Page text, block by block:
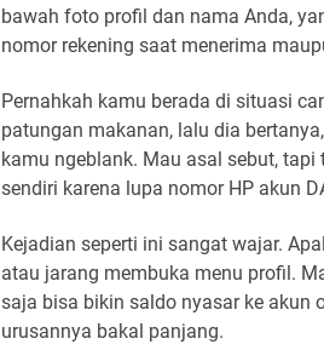
bawah foto profil dan nama Anda,
nomor rekening saat menerima
Pernahkah kamu berada di situasi
patungan makanan, lalu dia bertanya,
kamu ngeblank. Mau asal sebut,
sendiri karena lupa nomor HP akun
Kejadian seperti ini sangat wajar.
atau jarang membuka menu profil.
saja bisa bikin saldo nyasar ke akun
urusannya bakal panjang.